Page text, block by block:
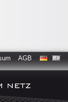
AGB